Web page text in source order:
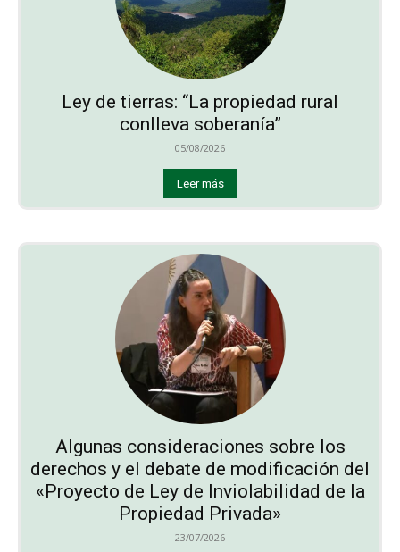
Ley de tierras: “La propiedad rural
conlleva soberanía”
05/08/2026
Leer más
Algunas consideraciones sobre los
derechos y el debate de modificación del
«Proyecto de Ley de Inviolabilidad de la
Propiedad Privada»
23/07/2026